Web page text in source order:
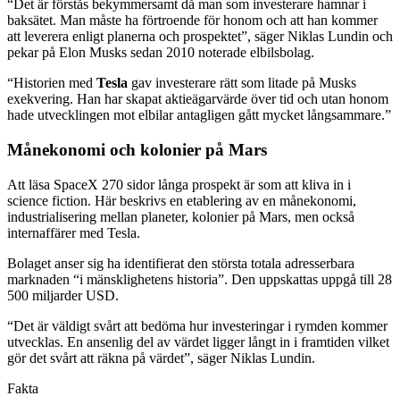
“Det är förstås bekymmersamt då man som investerare hamnar i
baksätet. Man måste ha förtroende för honom och att han kommer
att leverera enligt planerna och prospektet”, säger Niklas Lundin och
pekar på Elon Musks sedan 2010 noterade elbilsbolag.
“Historien med Tesla gav investerare rätt som litade på Musks
exekvering. Han har skapat aktieägarvärde över tid och utan honom
hade utvecklingen mot elbilar antagligen gått mycket långsammare.”
Månekonomi och kolonier på Mars
Att läsa SpaceX 270 sidor långa prospekt är som att kliva in i
science fiction. Här beskrivs en etablering av en månekonomi,
industrialisering mellan planeter, kolonier på Mars, men också
internaffärer med Tesla.
Bolaget anser sig ha identifierat den största totala adresserbara
marknaden “i mänsklighetens historia”. Den uppskattas uppgå till 28
500 miljarder USD.
“Det är väldigt svårt att bedöma hur investeringar i rymden kommer
utvecklas. En ansenlig del av värdet ligger långt in i framtiden vilket
gör det svårt att räkna på värdet”, säger Niklas Lundin.
Fakta